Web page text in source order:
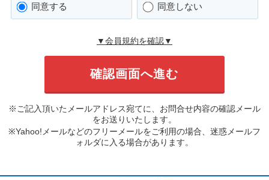
同意する 同意しない
▼会員規約を確認▼
※ご記入頂いたメールアドレス宛てに、お問合せ内容の確認メール
をお送りいたします。
※Yahoo!メールなどのフリーメールをご利用の場合、迷惑メールフ
ォルダに入る場合があります。